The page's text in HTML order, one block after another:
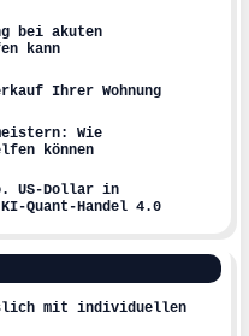
bei akuten
kann
Ihrer Wohnung
Wie
können
US-Dollar in
Quant-Handel 4.0
mit individuellen